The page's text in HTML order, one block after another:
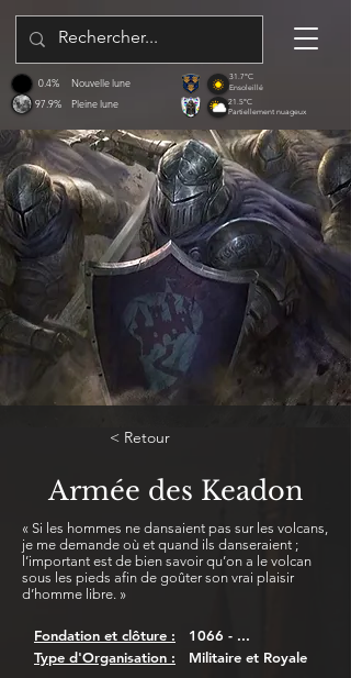
97.9%
0.4%
Pleine lune
Nouvelle lune
31.7°C
Ensoleillé
21.5°C
Partiellement nuageux
< Retour
Armée des Keadon
« Si les hommes ne dansaient pas sur les volcans,
je me demande où et quand ils danseraient ;
l’important est de bien savoir qu’on a le volcan
sous les pieds afin de goûter son vrai plaisir
d’homme libre. »
Fondation et clôture :
Type d'Organisation :
1066 - ...
Militaire et Royale